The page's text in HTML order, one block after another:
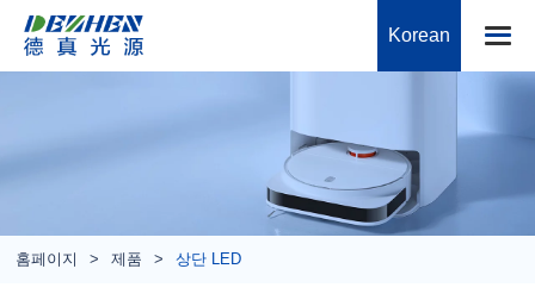
Korean
홈페이지 제품 상단 LED